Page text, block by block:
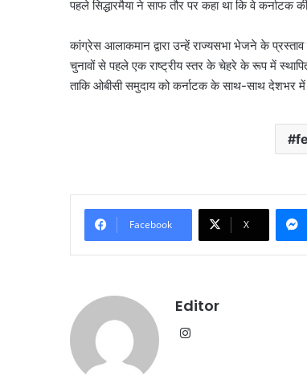
पहले सिद्धारमैया ने साफ तौर पर कहा था कि वे कर्नाटक
कांग्रेस आलाकमान द्वारा उन्हें राज्यसभा भेजने के
चुनावों से पहले एक राष्ट्रीय स्तर के चेहरे के रूप में
ताकि ओबीसी समुदाय को कर्नाटक के साथ-साथ देशभर
Facebook X
Editor